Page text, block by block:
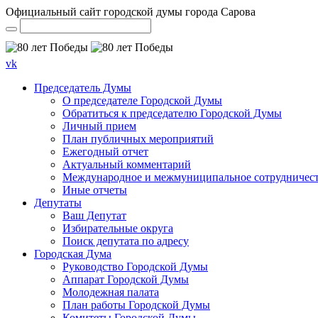
Официальный сайт городской думы города Сарова
vk
Председатель Думы
О председателе Городской Думы
Обратиться к председателю Городской Думы
Личный прием
План публичных мероприятий
Ежегодный отчет
Актуальный комментарий
Международное и межмуниципальное
Иные отчеты
Депутаты
Ваш Депутат
Избирательные округа
Поиск депутата по адресу
Городская Дума
Руководство Городской Думы
Аппарат Городской Думы
Молодежная палата
План работы Городской Думы